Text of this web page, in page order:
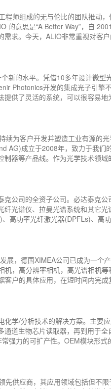
师组成的无与伦比的团队推动
的意思是“A Better Way”，自
求。今天，ALIO非常重视对客
财务稳定、全球认可和受人尊敬
新的水平。凭借10多年设计微型
Photonics开发的集成光子引擎
供了灵活的系统，可以很容易
Photonics公司在中国地区
续为客户开发并塑造工业有源的
AG)成立于2008年，致力于我们
器等产品线。作为光学技术领
国的市场拓展与客户服务。昊量
公司的全资子公司。必达泰克
光谱仪、拉曼光谱系统和其它
高功率光纤激光器(DPFLs)、高
到生产的整体服务和为生产和终
展，德国XIMEA公司已成为一个
机，高分辨率相机，高光谱相机
户的具体应用，在短时间内完
的突破不一一列举，德国XIMEA
学/分析技术的解决方案。主要
道生物芯片读取器，再到用于
强力的可扩产性。OEM模块形
海昊量光电设备有限公司与德国
先供应商，其应用领域包括但不